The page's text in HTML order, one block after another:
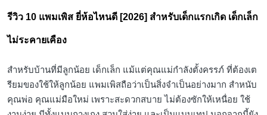
รีวิว 10 แพมเพิส ยี่ห้อไหนดี [2026] สำหรับเด็กแรกเกิด เด็กเล็ก
ไม่ระคายเคือง
สำหรับบ้านที่มีลูกน้อย เด็กเล็ก แม้แต่คุณแม่กำลังตั้งครรภ์ ที่ต้องเต
รียมของใช้ให้ลูกน้อย แพมเพิสถือว่าเป็นสิ่งจำเป็นอย่างมาก สำหนับ
คุณพ่อ คุณแม่มือใหม่ เพราะสะดวกสบาย ไม่ต้องซักให้เหนื่อย ใช้